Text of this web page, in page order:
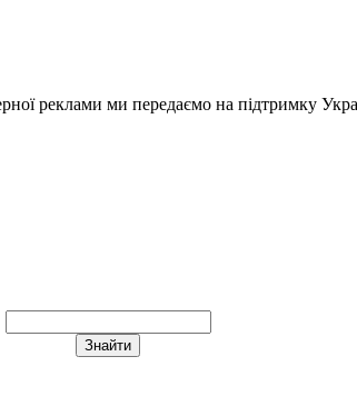
реклами ми передаємо на підтримку